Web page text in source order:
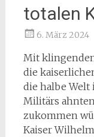
totalen
6. März 2024
Mit
die
die halbe Welt
Militärs
zukommen
Kaiser